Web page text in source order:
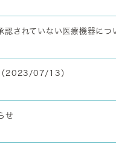
認されていない医療機器につ
2023/07/13）
せ